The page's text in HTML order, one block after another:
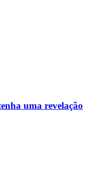
uma revelação